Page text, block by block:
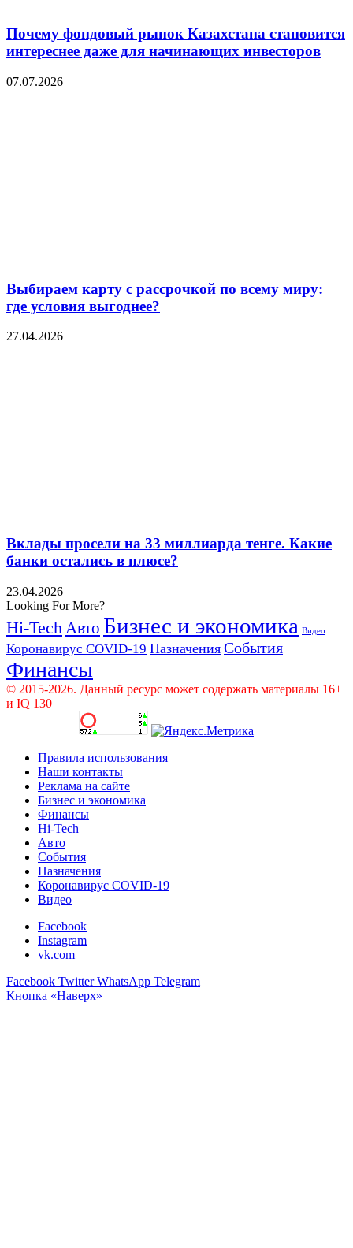
Почему фондовый рынок Казахстана становится
интереснее даже для начинающих инвесторов
07.07.2026
Выбираем карту с рассрочкой по всему миру:
где условия выгоднее?
27.04.2026
Вклады просели на 33 миллиарда тенге. Какие
банки остались в плюсе?
23.04.2026
Looking For More?
Hi-Tech Авто Бизнес и экономика Видео
Коронавирус COVID-19 Назначения События
Финансы
© 2015-2026. Данный ресурс может содержать материалы 16+
и IQ 130
Правила использования
Наши контакты
Реклама на сайте
Бизнес и экономика
Финансы
Hi-Tech
Авто
События
Назначения
Коронавирус COVID-19
Видео
Facebook
Instagram
vk.com
Facebook Twitter WhatsApp Telegram
Кнопка «Наверх»